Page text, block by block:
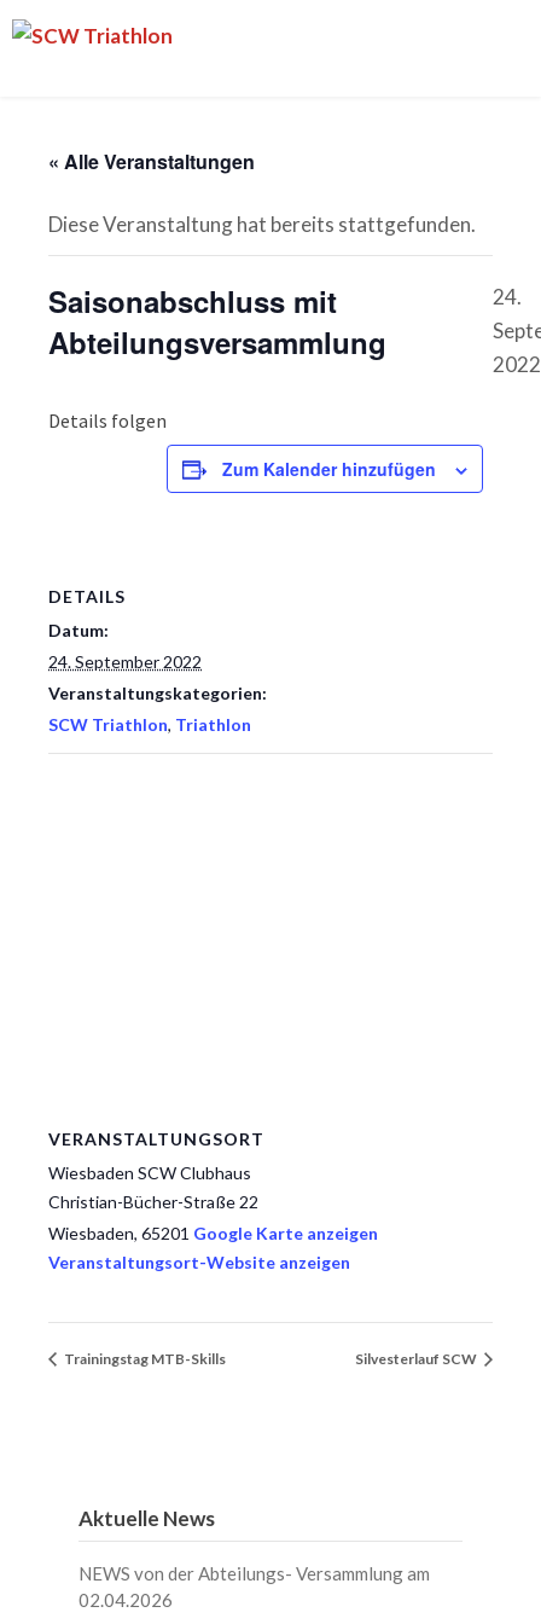
Skip
« Alle Veranstaltungen
Diese Veranstaltung hat bereits stattgefunden.
Saisonabschluss mit
Abteilungsversammlung
24.
2022
Details folgen
Zum Kalender hinzufügen
DETAILS
Datum:
24. September 2022
Veranstaltungskategorien:
SCW Triathlon, Triathlon
VERANSTALTUNGSORT
Wiesbaden SCW Clubhaus
Christian-Bücher-Straße 22
Wiesbaden, 65201 Google Karte anzeigen
Veranstaltungsort-Website anzeigen
Trainingstag MTB-Skills Silvesterlauf SCW
Aktuelle News
NEWS von der Abteilungs- Versammlung am
02.04.2026